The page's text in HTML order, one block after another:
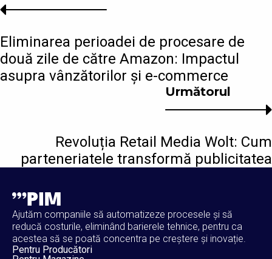
Următorul
Revoluția Retail Media Wolt: Cum
parteneriatele transformă publicitatea
Eliminarea perioadei de procesare de
două zile de către Amazon: Impactul
asupra vânzătorilor și e-commerce
Ajutăm companiile să automatizeze procesele și să
reducă costurile, eliminând barierele tehnice, pentru ca
acestea să se poată concentra pe creștere și inovație.
Pentru Producători